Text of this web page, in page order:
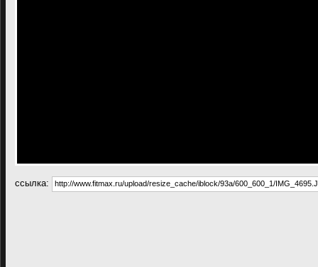
cсылка: